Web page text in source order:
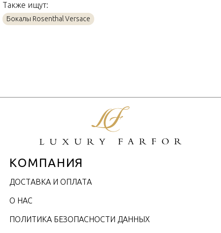
Страна производителя
Материал
Стекло
Также ищут:
Бокалы Rosenthal Versace
КОМПАНИЯ
ДОСТАВКА И ОПЛАТА
О НАС
ПОЛИТИКА БЕЗОПАСНОСТИ ДАННЫХ